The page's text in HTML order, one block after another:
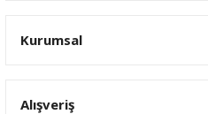
Kurumsal
Alışveriş